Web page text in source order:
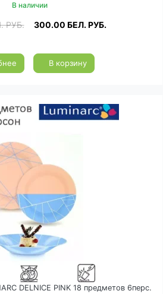
В наличии
РУБ. 300.00 БЕЛ. РУБ.
В корзину
DELNICE PINK 18 предметов 6перс.